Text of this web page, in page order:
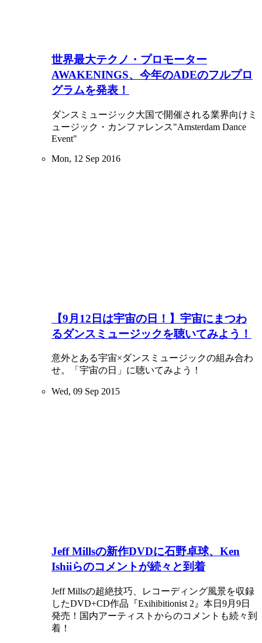
世界最大テクノ・プロモーター
AWAKENINGS、今年のADEのフルプロ
グラムを発表！
ダンスミュージック大国で開催される業界向けミ
ュージック・カンファレンス"Amsterdam Dance
Event"
Mon, 12 Sep 2016
【9月12日は宇宙の日！】宇宙にまつわ
るダンスミュージックを聴いてみよう！
意外とある宇宙×ダンスミュージックの組み合わ
せ。「宇宙の日」に聴いてみよう！
Wed, 09 Sep 2015
Jeff Millsの新作DVDに石野卓球、Ken
Ishiiらのコメントが続々と到着
Jeff Millsの超絶技巧、レコーディング風景を収録
したDVD+CD作品『Exihibitionist 2』本日9月9日
発売！国内アーティストからのコメントも続々到
着！